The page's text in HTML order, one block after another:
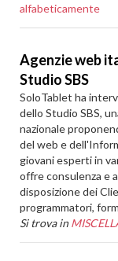
alfabeticamente
Agenzie web
Studio SBS
SoloTablet ha
dello Studio SBS,
nazionale
del web e
giovani esperti in
offre consulenza e
disposizione dei
programmatori,
Si trova in